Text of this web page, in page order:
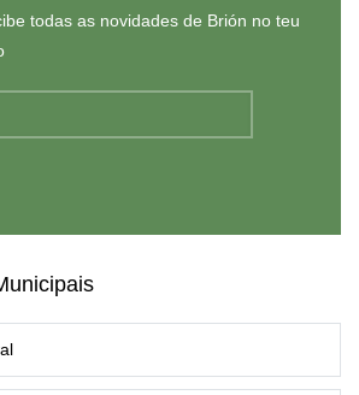
todas as novidades de Brión no teu